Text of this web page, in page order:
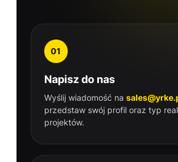
01
Napisz do nas
Wyślij wiadomość na
przedstaw swój profil oraz typ
projektów.